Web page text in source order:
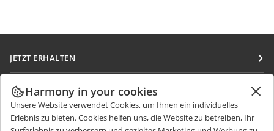
JETZT ERHALTEN
Docs
DocSpace
Workspace
ZUSAMMENARBEITEN
Für Mitwirkende
Für Übersetzer
NACHRICHTEN ERHALTEN
Harmony in your cookies
Unsere Website verwendet Cookies, um Ihnen ein individuelles
Erlebnis zu bieten. Cookies helfen uns, die Website zu betreiben, Ihr